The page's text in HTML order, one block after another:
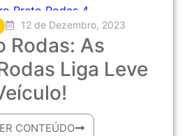
12 de Dezembro, 2023
Rodas: As
Liga Leve
CONTEÚDO